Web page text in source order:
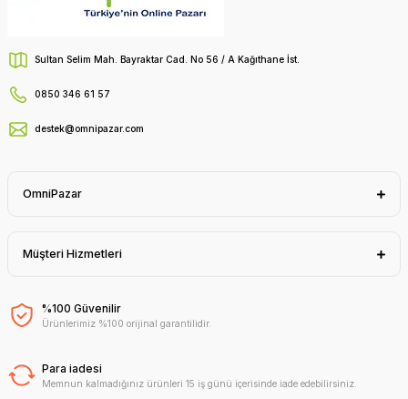
Sultan Selim Mah. Bayraktar Cad. No 56 / A Kağıthane İst.
0850 346 61 57
destek@omnipazar.com
OmniPazar
Müşteri Hizmetleri
%100 Güvenilir
Ürünlerimiz %100 orijinal garantilidir.
Para iadesi
Memnun kalmadığınız ürünleri 15 iş günü içerisinde iade edebilirsiniz.